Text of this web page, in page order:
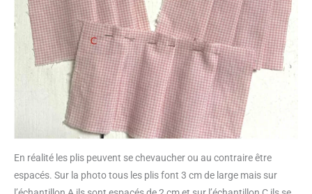
En réalité les plis peuvent se chevaucher ou au contraire être
espacés. Sur la photo tous les plis font 3 cm de large mais sur